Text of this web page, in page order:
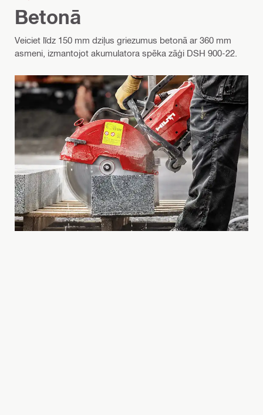
Betonā
Veiciet līdz 150 mm dziļus griezumus betonā ar 360 mm
asmeni, izmantojot akumulatora spēka zāģi DSH 900-22.